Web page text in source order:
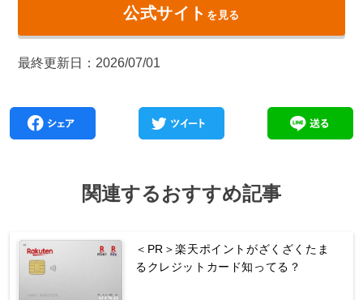
公式サイト を見る
最終更新日：2026/07/01
関連するおすすめ記事
＜PR＞楽天ポイントがざくざくたま
るクレジットカード知ってる？